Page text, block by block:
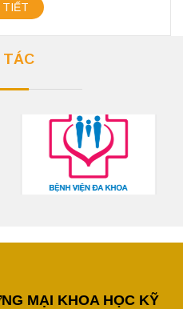
TIẾT
TÁC
MẠI KHOA HỌC KỸ